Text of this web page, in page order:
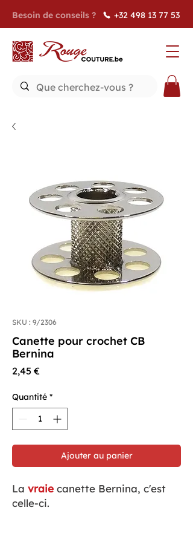
Besoin de conseils ? +32 498 13 77 53
SKU : 9/2306
Canette pour crochet CB
Bernina
2,45 €Prix
Quantité *
Ajouter au panier
La vraie canette Bernina, c'est
celle-ci.